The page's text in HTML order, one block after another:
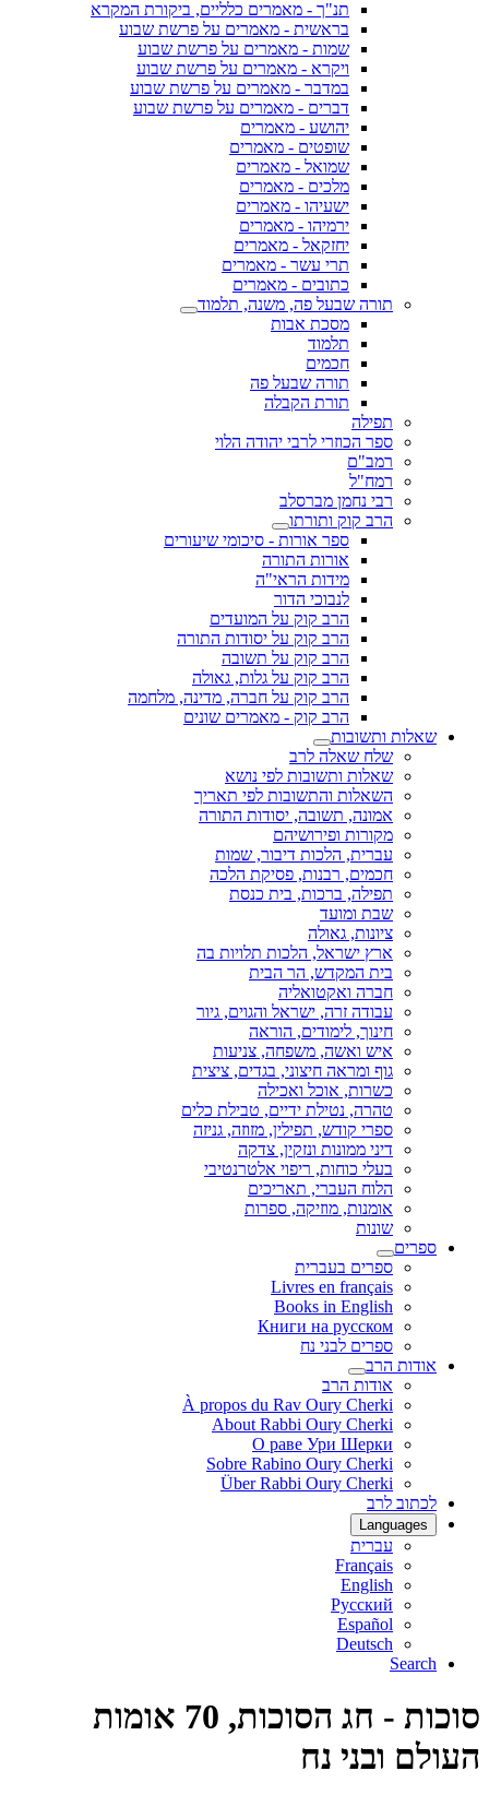
תנ"ך - מאמרים כלליים, ביקורת המקרא
בראשית - מאמרים על פרשת שבוע
שמות - מאמרים על פרשת שבוע
ויקרא - מאמרים על פרשת שבוע
במדבר - מאמרים על פרשת שבוע
דברים - מאמרים על פרשת שבוע
יהושע - מאמרים
שופטים - מאמרים
שמואל - מאמרים
מלכים - מאמרים
ישעיהו - מאמרים
ירמיהו - מאמרים
יחזקאל - מאמרים
תרי עשר - מאמרים
כתובים - מאמרים
תורה שבעל פה, משנה, תלמוד
מסכת אבות
תלמוד
חכמים
תורה שבעל פה
תורת הקבלה
תפילה
ספר הכוזרי לרבי יהודה הלוי
רמב"ם
רמח"ל
רבי נחמן מברסלב
הרב קוק ותורתו
ספר אורות - סיכומי שיעורים
אורות התורה
מידות הראי"ה
לנבוכי הדור
הרב קוק על המועדים
הרב קוק על יסודות התורה
הרב קוק על תשובה
הרב קוק על גלות, גאולה
הרב קוק על חברה, מדינה, מלחמה
הרב קוק - מאמרים שונים
שאלות ותשובות
שלח שאלה לרב
שאלות ותשובות לפי נושא
השאלות והתשובות לפי תאריך
אמונה, תשובה, יסודות התורה
מקורות ופירושיהם
עברית, הלכות דיבור, שמות
חכמים, רבנות, פסיקת הלכה
תפילה, ברכות, בית כנסת
שבת ומועד
ציונות, גאולה
ארץ ישראל, הלכות תלויות בה
בית המקדש, הר הבית
חברה ואקטואליה
עבודה זרה, ישראל והגוים, גיור
חינוך, לימודים, הוראה
איש ואשה, משפחה, צניעות
גוף ומראה חיצוני, בגדים, ציצית
כשרות, אוכל ואכילה
טהרה, נטילת ידיים, טבילת כלים
ספרי קודש, תפילין, מזוזה, גניזה
דיני ממונות ונזקין, צדקה
בעלי כוחות, ריפוי אלטרנטיבי
הלוח העברי, תאריכים
אומנות, מוזיקה, ספרות
שונות
ספרים
ספרים בעברית
Livres en français
Books in English
Книги на русском
ספרים לבני נח
אודות הרב
אודות הרב
À propos du Rav Oury Cherki
About Rabbi Oury Cherki
О раве Ури Шерки
Sobre Rabino Oury Cherki
Über Rabbi Oury Cherki
לכתוב לרב
Languages
עברית
Français
English
Русский
Español
Deutsch
Search
סוכות - חג הסוכות, 70 אומות
העולם ובני נח